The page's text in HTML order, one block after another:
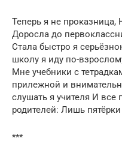
Теперь я не проказница,
Доросла до
Стала быстро я
школу я иду по-
Мне учебники с
прилежной и
слушать я учителя И все
родителей: Лишь
***